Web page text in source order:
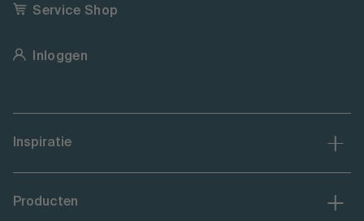
Service Shop
Inloggen
Inspiratie
Producten